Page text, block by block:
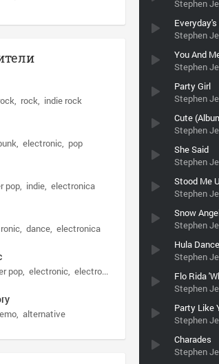
Stephen
Stephen
You And
Stephen
Party Girl
Stephen
Stephen
She Said
Stephen
Stood Me
Stephen
Snow
Stephen
Hula Dance
Stephen
Flo Rida
Stephen
Party Like
Stephen
Charades
Stephen
rock indie rock
electronic pop
pop indie electronica
dance electronica
pop electronic electronica
emo alternative